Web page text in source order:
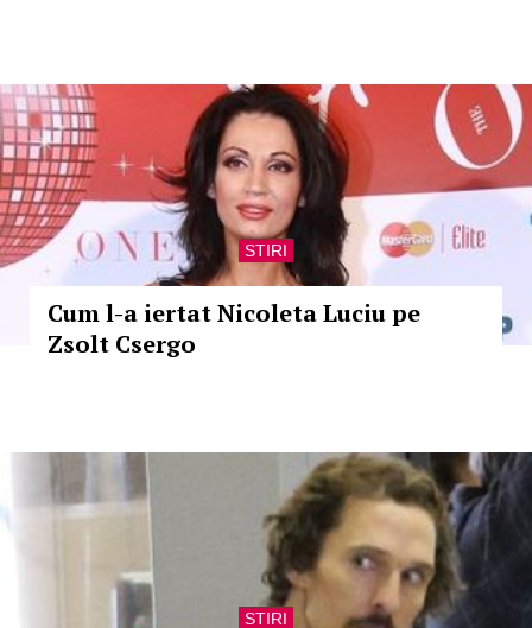
STIRI
Cum l-a iertat Nicoleta Luciu pe
Zsolt Csergo
STIRI